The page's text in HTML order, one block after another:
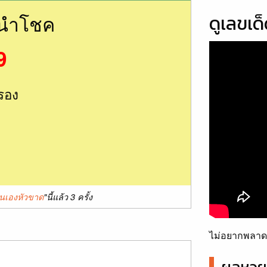
ำโชค
ง
เองหัวขาด"นี้แล้ว 3 ครั้ง
ดูเลขเ
ไม่อยากพลา